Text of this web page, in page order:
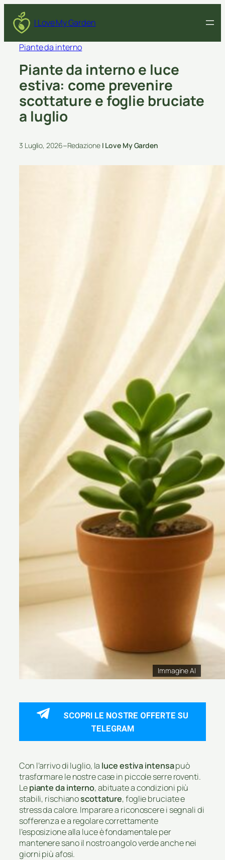
I Love My Garden
Piante da interno
Piante da interno e luce
estiva: come prevenire
scottature e foglie bruciate
a luglio
3 Luglio, 2026–Redazione I Love My Garden
Immagine AI
SCOPRI LE NOSTRE OFFERTE SU
TELEGRAM
Con l’arrivo di luglio, la luce estiva intensapuò
trasformare le nostre case in piccole serre roventi.
Lepiante da interno, abituate a condizioni più
stabili, rischianoscottature, foglie bruciate e
stress da calore. Imparare a riconoscere i segnali di
sofferenza e a regolare correttamente
l’esposizione alla luce è fondamentale per
mantenere sano il nostro angolo verde anche nei
giorni più afosi.